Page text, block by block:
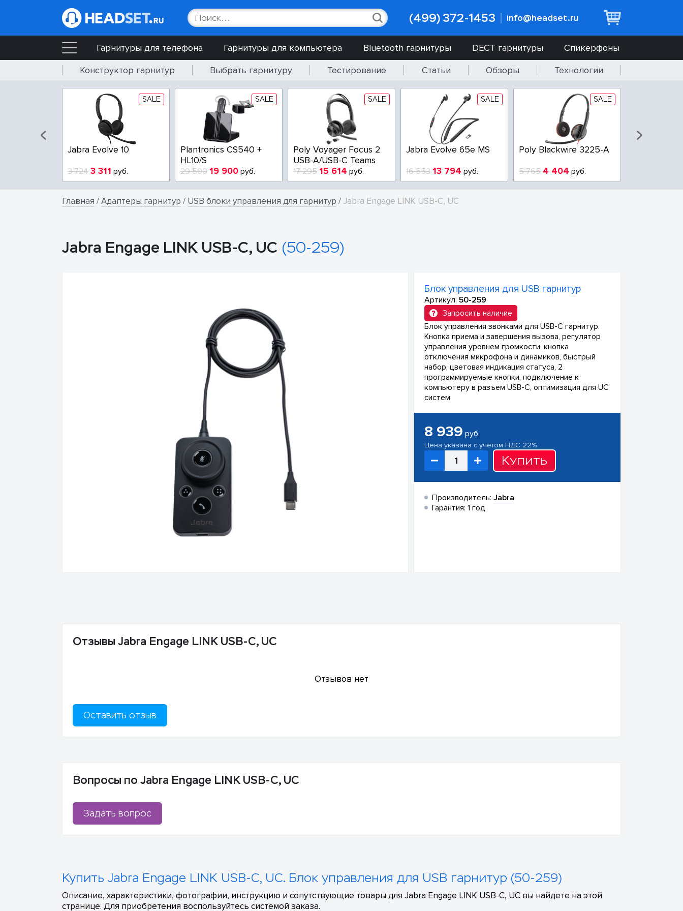
(499) 372-1453 info@headset.ru
Гарнитуры для телефона Гарнитуры для компьютера Bluetooth гарнитуры DECT гарнитуры
Спикерфоны
Конструктор гарнитур
Выбрать гарнитуру Тестирование Статьи Обзоры Технологии
SALE
Jabra Evolve 10
3 724 3 311 руб.
SALE
Plantronics CS540 +
HL10/S
29 500 19 900 руб.
SALE
Poly Voyager Focus 2
USB-A/USB-C Teams
17 295 15 614 руб.
SALE
Jabra Evolve 65e MS
16 553 13 794 руб.
SALE
Poly Blackwire 3225-A
5 765 4 404 руб.
Главная /Адаптеры гарнитур / USB блоки управления для гарнитур / Jabra Engage LINK USB-C, UC
Jabra Engage LINK USB-C, UC (50-259)
Блок управления для USB гарнитур
Артикул: 50-259
Запросить наличие
Блок управления звонками для USB-C гарнитур.
Кнопка приема и завершения вызова, регулятор
управления уровнем громкости, кнопка
отключения микрофона и динамиков, быстрый
набор, цветовая индикация статуса, 2
программируемые кнопки, подключение к
компьютеру в разъем USB-C, оптимизация для UC
систем
8 939 руб.
Цена указана с учетом НДС 22%
Купить
Производитель: Jabra
Гарантия: 1 год
Отзывы Jabra Engage LINK USB-C, UC
Отзывов нет
Оставить отзыв
Вопросы по Jabra Engage LINK USB-C, UC
Задать вопрос
Купить Jabra Engage LINK USB-C, UC. Блок управления для USB гарнитур (50-259)
Описание, характеристики, фотографии, инструкцию и сопутствующие товары для Jabra Engage LINK USB-C, UC вы найдете на этой
странице. Для приобретения воспользуйтесь системой заказа.